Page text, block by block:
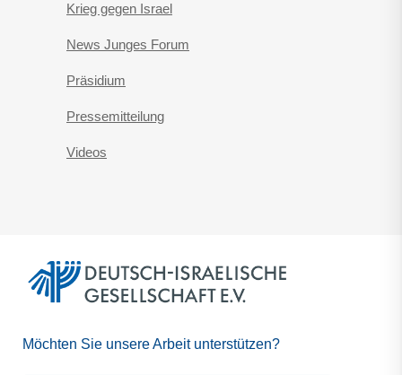
Krieg gegen Israel
News Junges Forum
Präsidium
Pressemitteilung
Videos
Möchten Sie unsere Arbeit unterstützen?